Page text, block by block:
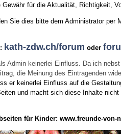
für die Aktualität, Richtigkeit,
Sie dies bitte dem Administrator per
kath-zdw.ch/forum oder
Admin keinerlei Einfluss. Da ich
die Meinung des Eintragenden
er keinerlei Einfluss auf die
und macht sich diese Inhalte nicht
für Kinder: www.freunde-von-